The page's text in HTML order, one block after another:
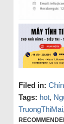
Filed in:
Tags: hot,
TruongThiMai,